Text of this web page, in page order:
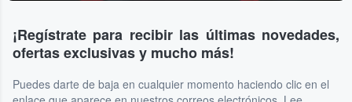
¡Regístrate para recibir las últimas novedades,
ofertas exclusivas y mucho más!
Puedes darte de baja en cualquier momento haciendo clic en el